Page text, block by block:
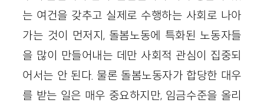
는 여건을 갖추고 실제로 수행하는 사회로 나아
가는 것이 먼저지, 돌봄노동에 특화된 노동자들
을 많이 만들어내는 데만 사회적 관심이 집중되
어서는 안 된다. 물론 돌봄노동자가 합당한 대우
를 받는 일은 매우 중요하지만, 임금수준을 올리